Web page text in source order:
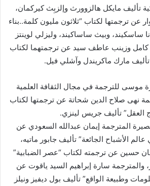
تأليف مايكل هالزوورث وإلزبِث كيركمان،
عن ترجمتها لكتاب “ثلاثون مليون كلمة..بناء
ساسكيند، وبيث ساساكيند، وليزلي لوينتز
كامل وزينب عاطف سيد عن ترجمتهما لكتاب
تأليف مارك ماكريندل وآشلي فيل.
موسى للترجمة في مجال الثقافة العلمية
نهى صلاح الدين شحاتة عن ترجمتها لكتاب
العقل” تأليف جريس لينزي.
المترجمة إيمان عبدالله السعودي عن
الأشباح الجائعة” تأليف جابور ماتيه،
حسين عن ترجمته لكتاب “عصر الضبابية”
والمترجمة سارة إبراهيم السيد ياقوت عن
وطبيعة الواقع” تأليف بول ديفيز ونيلز